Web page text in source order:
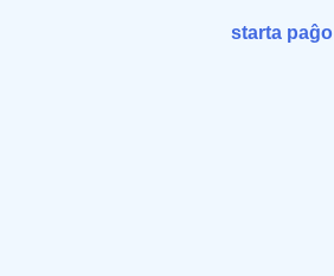
starta paĝo